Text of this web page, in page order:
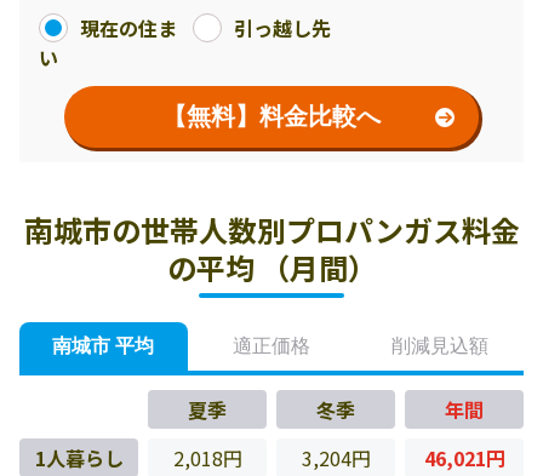
現在の住ま
い
引っ越し先
【無料】料金比較へ
南城市の世帯人数別プロパンガス料金
の平均 （月間）
南城市 平均 適正価格 削減見込額
夏季 冬季
年間
1人暮らし
2,018円 3,204円
46,021円